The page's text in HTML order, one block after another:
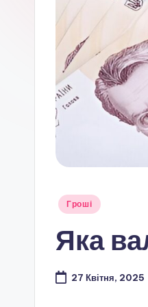
Опубліковано
Гроші
Яка
27 Квітня, 2025